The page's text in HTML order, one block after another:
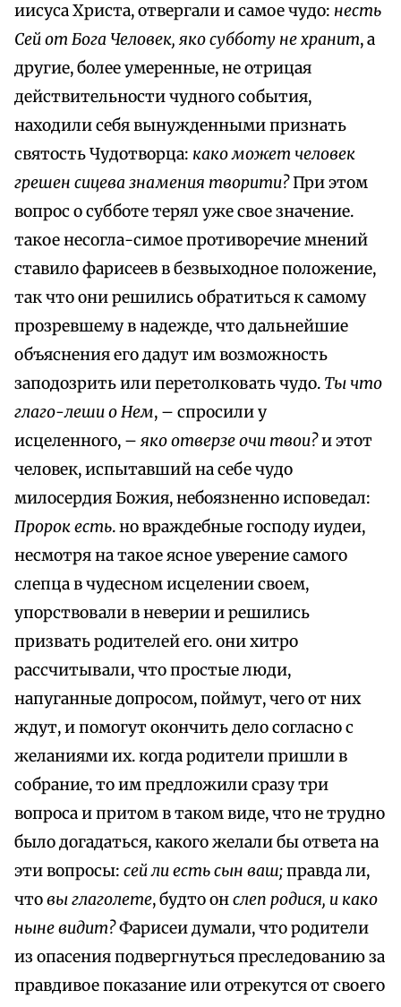
ииcyca Христа, отвергали и самое чудо: несть
Сей от Бога Человек, яко субботу не хранит, а
другие, более умеренные, не отрицая
действительности чудного события,
находили себя вынужденными признать
святость Чудотворца: како может человек
грешен сицева знамения творити?При этом
вопрос о субботе терял уже свое значение.
такое несогла-симое противоречие мнений
ставило фарисеев в безвыходное положение,
так что они решились обратиться к самому
прозревшему в надежде, что дальнейшие
объяснения его дадут им возможность
заподозрить или перетолковать чудо. Ты что
глаго-леши о Нем, – спросили у
исцеленного, –яко отверзе очи твои?и этот
человек, испытавший на себе чудо
милосердия Божия, небоязненно исповедал:
Пророк есть. но враждебные господу иудеи,
несмотря на такое ясное уверение самого
слепца в чудесном исцелении своем,
упорствовали в неверии и решились
призвать родителей eго. они хитро
рассчитывали, что простые люди,
напуганные допросом, поймут, чего от них
ждут, и помогут окончить дело согласно c
желаниями их. когда родители пришли в
собрание, то им предложили сразу три
вопроса и притом в таком виде, что не трудно
было догадаться, какого желали бы ответа на
эти вопросы: сей ли есть сын ваш;правда ли,
чтовы глаголете, будто онслеп родися, и како
ныне видит?Фарисеи думали, что родители
из опасения подвергнуться преследованию за
правдивое показание или отрекутся от своего